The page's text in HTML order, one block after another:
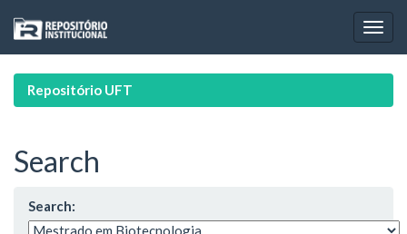
navigation
Repositório UFT
Search
Search: